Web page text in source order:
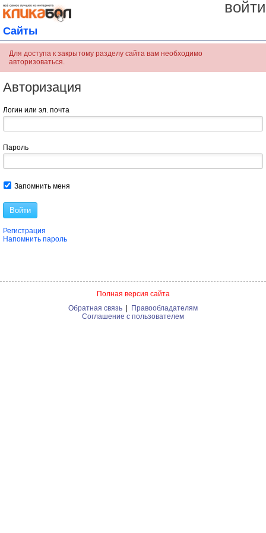
войти
Сайты
Для доступа к закрытому разделу сайта вам необходимо
авторизоваться.
Авторизация
Логин или эл. почта
Пароль
Запомнить меня
Войти
Регистрация
Напомнить пароль
Полная версия сайта
Обратная связь
Правообладателям
Соглашение с пользователем